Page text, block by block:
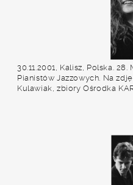
30.11.2001, Kalisz, Polska.
Pianistów Jazzowych. Na
Kulawiak, zbiory Ośrodka